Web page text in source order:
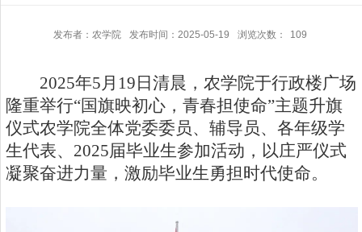
发布者：农学院 发布时间：2025-05-19 浏览次数： 109
2025年5月 19 日清晨，农学院于行政楼广场
隆重举行“国旗映初心，青春担使命”主题升旗
仪式农学院全体党委委员、辅导员、各年级学
生代表、 2025届毕业生参加活动，以庄严仪式
凝聚奋进力量，激励毕业生勇担时代使命。